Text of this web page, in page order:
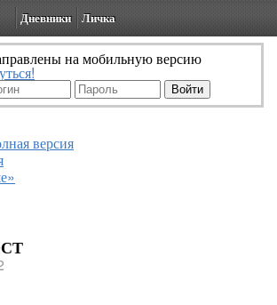
Дневники Личка
на мобильную версию
версия